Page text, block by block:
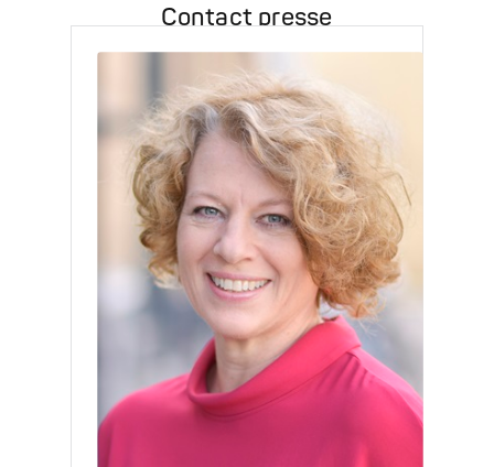
Contact presse